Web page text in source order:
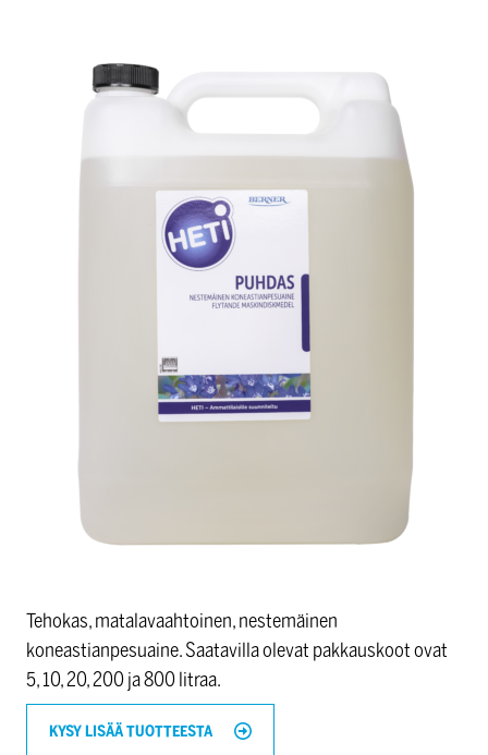
Tehokas, matalavaahtoinen, nestemäinen
koneastianpesuaine. Saatavilla olevat pakkauskoot ovat
5, 10, 20, 200 ja 800 litraa.
KYSY LISÄÄ TUOTTEESTA